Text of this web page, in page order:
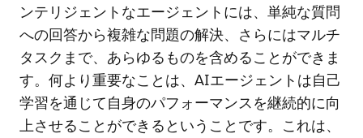
ンテリジェントなエージェントには、単純な質問
への回答から複雑な問題の解決、さらにはマルチ
タスクまで、あらゆるものを含めることができま
す。何より重要なことは、AIエージェントは自己
学習を通じて自身のパフォーマンスを継続的に向
上させることができるということです。これは、